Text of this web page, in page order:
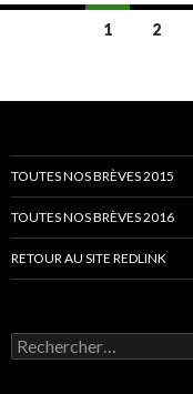
Navigation
articles
1 2
TOUTES NOS BRÈVES 2015
TOUTES NOS BRÈVES 2016
RETOUR AU SITE REDLINK
Rechercher :